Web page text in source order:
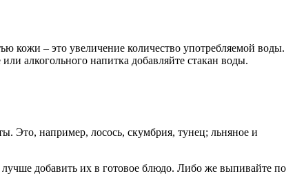
кожи – это увеличение количество употребляемой воды.
алкогольного напитка добавляйте стакан воды.
Это, например, лосось, скумбрия, тунец; льняное и
добавить их в готовое блюдо. Либо же выпивайте по